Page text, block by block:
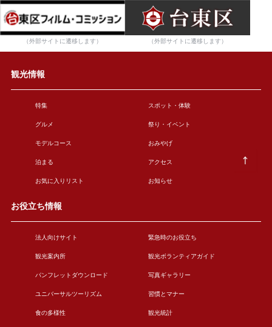
（外部サイトに遷移します） （外部サイトに遷移します）
観光情報
特集 スポット・体験
グルメ 祭り・イベント
モデルコース おみやげ
泊まる アクセス
お気に入りリスト お知らせ
お役立ち情報
法人向けサイト 緊急時のお役立ち
観光案内所 観光ボランティアガイド
パンフレットダウンロード 写真ギャラリー
ユニバーサルツーリズム 習慣とマナー
食の多様性 観光統計